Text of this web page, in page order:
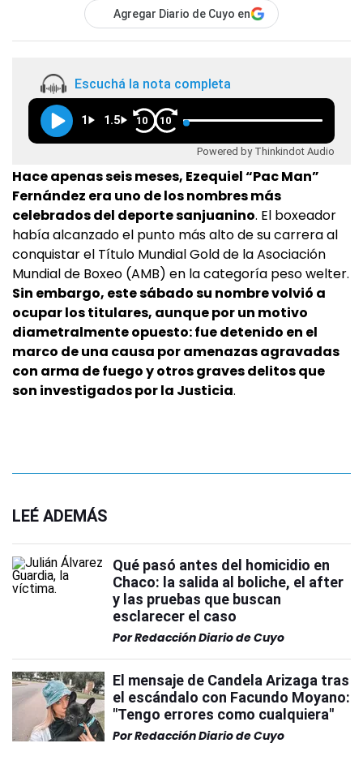
Agregar Diario de Cuyo en
Escuchá la nota completa
1 1.5 10 10
Powered by Thinkindot Audio
Hace apenas seis meses, Ezequiel “Pac Man”
Fernández era uno de los nombres más
celebrados del deporte sanjuanino. El boxeador
había alcanzado el punto más alto de su carrera al
conquistar el Título Mundial Gold de la Asociación
Mundial de Boxeo (AMB) en la categoría peso welter.
Sin embargo, este sábado su nombre volvió a
ocupar los titulares, aunque por un motivo
diametralmente opuesto: fue detenido en el
marco de una causa por amenazas agravadas
con arma de fuego y otros graves delitos que
son investigados por la Justicia.
LEÉ ADEMÁS
Qué pasó antes del homicidio en
Chaco: la salida al boliche, el after
y las pruebas que buscan
esclarecer el caso
PorRedacción Diario de Cuyo
El mensaje de Candela Arizaga tras
el escándalo con Facundo Moyano:
"Tengo errores como cualquiera"
PorRedacción Diario de Cuyo